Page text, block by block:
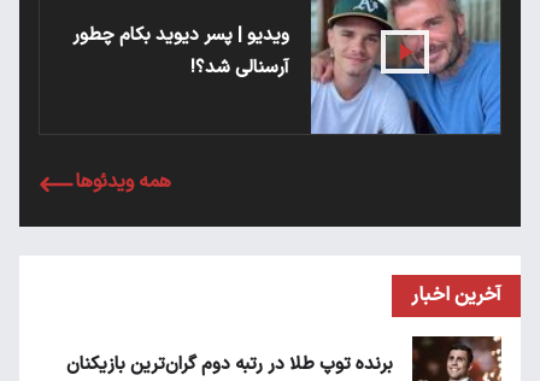
ویدیو | پسر دیوید بکام چطور
آرسنالی شد؟!
همه ویدئوها
آخرین اخبار
برنده توپ طلا در رتبه دوم گران‌ترین بازیکنان